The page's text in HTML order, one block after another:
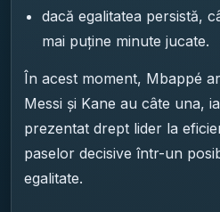
dacă egalitatea persistă,
mai puține minute jucate.
În acest moment, Mbappé
Messi și Kane au câte una,
prezentat drept lider la
paselor decisive într-un
egalitate.